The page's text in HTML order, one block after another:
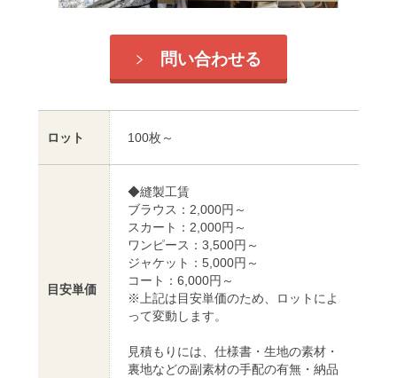
問い合わせる
ロット 100枚～
目安単価
◆縫製工賃
ブラウス：2,000円～
スカート：2,000円～
ワンピース：3,500円～
ジャケット：5,000円～
コート：6,000円～
※上記は目安単価のため、ロットによ
って変動します。
見積もりには、仕様書・生地の素材・
裏地などの副素材の手配の有無・納品